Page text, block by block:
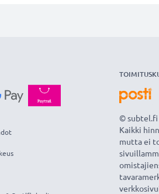
© subtel.fi
Kaikki
mutta ei